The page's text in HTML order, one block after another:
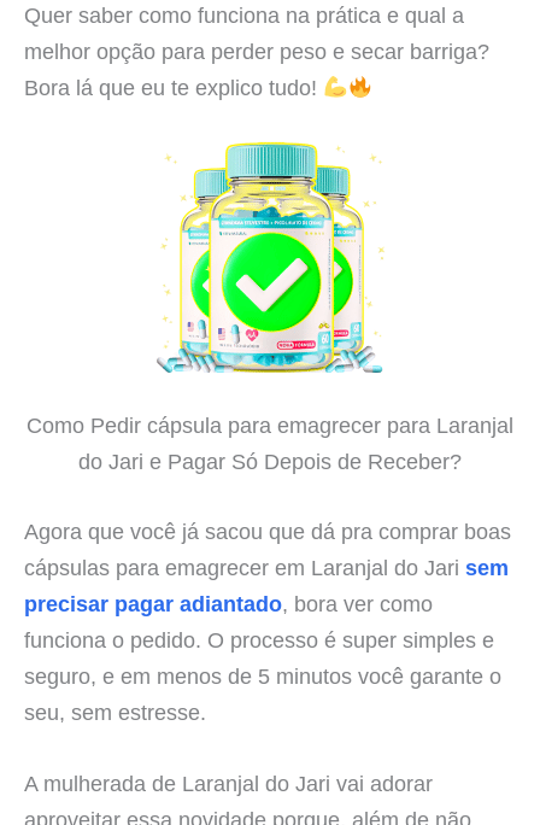
Quer saber como funciona na prática e qual a
melhor opção para perder peso e secar barriga?
Bora lá que eu te explico tudo!
Como Pedir cápsula para emagrecer para Laranjal
do Jari e Pagar Só Depois de Receber?
Agora que você já sacou que dá pra comprar boas
cápsulas para emagrecer em Laranjal do Jari sem
precisar pagar adiantado, bora ver como
funciona o pedido. O processo é super simples e
seguro, e em menos de 5 minutos você garante o
seu, sem estresse.
A mulherada de Laranjal do Jari vai adorar
aproveitar essa novidade porque, além de não